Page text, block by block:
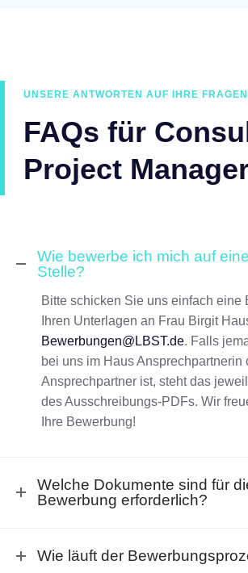
UNSERE ANTWORTEN AUF IHRE FRAGEN
FAQs für
Project
Wie bewerbe ich mich auf
Stelle?
Bitte schicken Sie uns einfach eine
Ihren Unterlagen an Frau Birgit
Bewerbungen@LBST.de. Falls
bei uns im Haus Ansprechpartnerin
Ansprechpartner ist, steht das
des Ausschreibungs-PDFs. Wir
Ihre Bewerbung!
Welche Dokumente sind für
Bewerbung erforderlich?
Wie läuft der